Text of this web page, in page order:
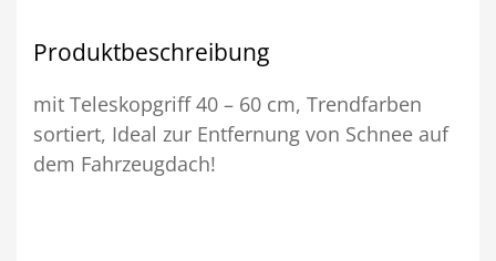
Produktbeschreibung
mit Teleskopgriff 40 – 60 cm, Trendfarben
sortiert, Ideal zur Entfernung von Schnee auf
dem Fahrzeugdach!